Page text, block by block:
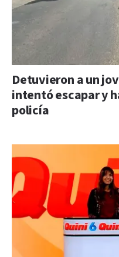
Detuvieron a un
intentó escapar y
policía